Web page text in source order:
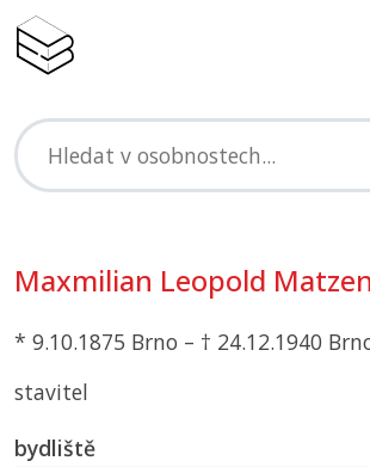
Maxmilian Leopold
* 9.10.1875 Brno – † 24.12.1940
stavitel
bydliště